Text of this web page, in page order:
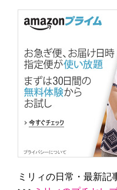
ミリィの日常・最新